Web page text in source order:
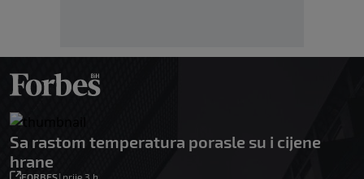
Sa rastom temperatura porasle su i cijene
hrane